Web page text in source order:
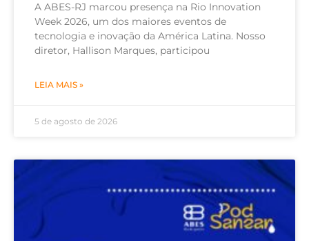
A ABES-RJ marcou presença na Rio Innovation
Week 2026, um dos maiores eventos de
tecnologia e inovação da América Latina. Nosso
diretor, Hallison Marques, participou
LEIA MAIS »
5 de agosto de 2026